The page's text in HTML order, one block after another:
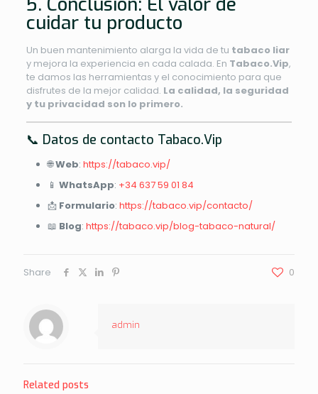
cuidar tu producto
Un buen mantenimiento alarga la vida de tu tabaco liar
y mejora la experiencia en cada calada. En Tabaco.Vip,
te damos las herramientas y el conocimiento para que
disfrutes de la mejor calidad. La calidad, la seguridad
y tu privacidad son lo primero.
📞 Datos de contacto Tabaco.Vip
🌐Web: https://tabaco.vip/
📱 WhatsApp: +34 637 59 01 84
📩 Formulario: https://tabaco.vip/contacto/
📖 Blog: https://tabaco.vip/blog-tabaco-natural/
Share 0
admin
Related posts